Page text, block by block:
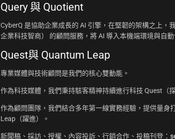
Query 與 Quotient
CyberQ 是協助企業成長的 AI 引擎，在堅韌的架構之上
企業科技智商） 的顧問服務，將 AI 導入本機端環境與自
Quest與 Quantum Leap
專業媒體與技術顧問是我們的核心雙動能。
作為科技媒體，我們秉持駭客精神持續進行科技 Quest（
作為顧問團隊，我們結合多年第一線實務經驗，提供量
Leap（躍進）。
新聞稿、採訪、授權、內容投訴、行銷合作、投稿刊登：